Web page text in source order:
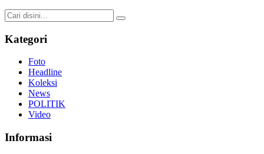
Kategori
Foto
Headline
Koleksi
News
POLITIK
Video
Informasi